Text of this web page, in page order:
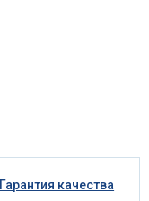
Гарантия качества